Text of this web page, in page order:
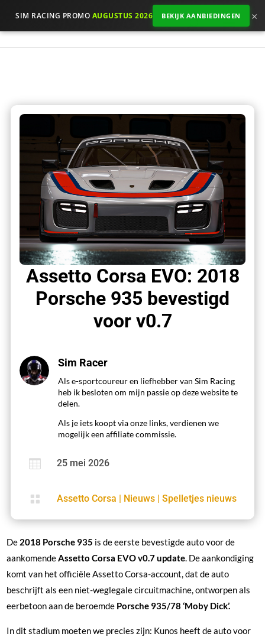
SIM RACING PROMO AUGUSTUS 2026 BEKIJK AANBIEDINGEN ×
Assetto Corsa EVO: 2018
Porsche 935 bevestigd
voor v0.7
Sim Racer
Als e-sportcoureur en liefhebber van Sim Racing
heb ik besloten om mijn passie op deze website te
delen.
Als je iets koopt via onze links, verdienen we
mogelijk een affiliate commissie.
 25 mei 2026
 Assetto Corsa | Nieuws | Spelletjes nieuws
De 2018 Porsche 935 is de eerste bevestigde auto voor de
aankomendeAssetto Corsa EVO v0.7 update. De aankondiging
komt van het officiële Assetto Corsa-account, dat de auto
beschrijft als een niet-weglegale circuitmachine, ontworpen als
eerbetoon aan de beroemde Porsche 935/78 ‘Moby Dick’.
In dit stadium moeten we precies zijn: Kunos heeft de auto voor